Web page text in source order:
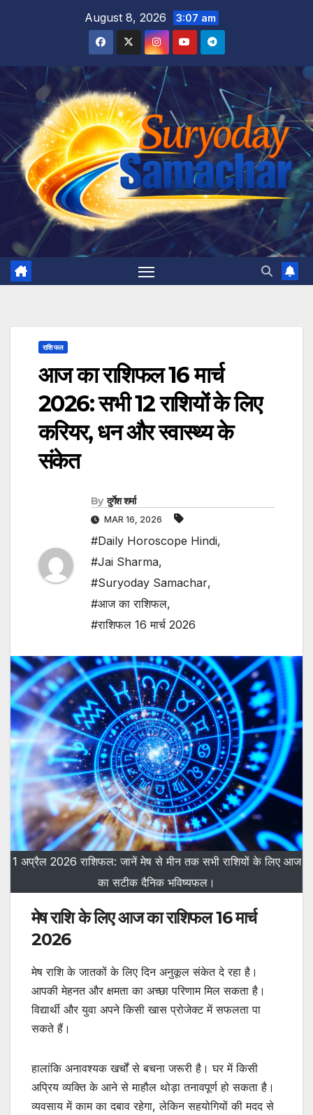
August 8, 2026 3:07 am
राशि फल
आज का राशिफल 16 मार्च
2026: सभी 12 राशियों के लिए
करियर, धन और स्वास्थ्य के
संकेत
By दुर्गेश शर्मा
MAR 16, 2026
#Daily Horoscope Hindi,
#Jai Sharma,
#Suryoday Samachar,
#आज का राशिफल,
#राशिफल 16 मार्च 2026
1 अप्रैल 2026 राशिफल: जानें मेष से मीन तक सभी राशियों के लिए आज
का सटीक दैनिक भविष्यफल।
मेष राशि के लिए आज का राशिफल 16 मार्च
2026
मेष राशि के जातकों के लिए दिन अनुकूल संकेत दे रहा है।
आपकी मेहनत और क्षमता का अच्छा परिणाम मिल सकता है।
विद्यार्थी और युवा अपने किसी खास प्रोजेक्ट में सफलता पा
सकते हैं।
हालांकि अनावश्यक खर्चों से बचना जरूरी है। घर में किसी
अप्रिय व्यक्ति के आने से माहौल थोड़ा तनावपूर्ण हो सकता है।
व्यवसाय में काम का दबाव रहेगा, लेकिन सहयोगियों की मदद से